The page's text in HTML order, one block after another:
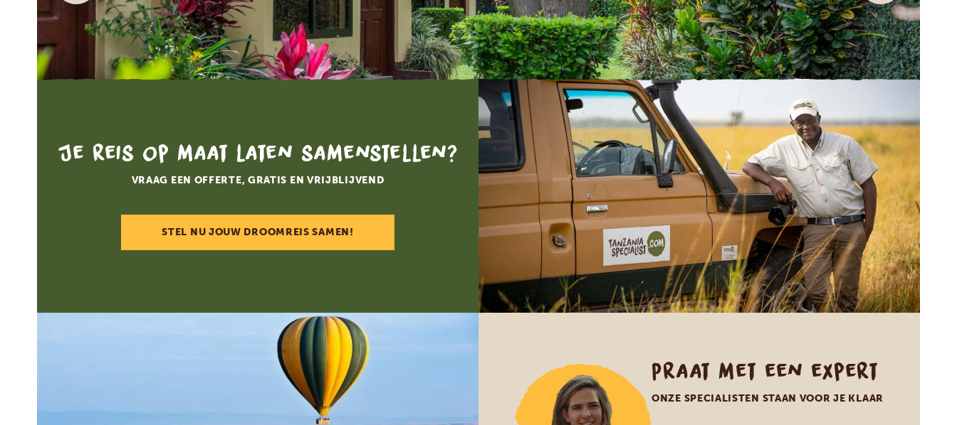
Je reis op maat laten samenstellen?
VRAAG EEN OFFERTE, GRATIS EN VRIJBLIJVEND
STEL NU JOUW DROOMREIS SAMEN!
Praat met een expert
ONZE SPECIALISTEN STAAN VOOR JE KLAAR